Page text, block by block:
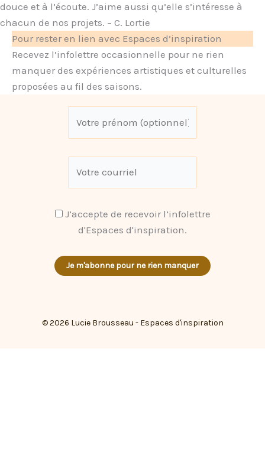
douce et à l’écoute. J’aime aussi qu’elle s’intéresse à
chacun de nos projets. – C. Lortie
Pour rester en lien avec Espaces d’inspiration
Recevez l’infolettre occasionnelle pour ne rien
manquer des expériences artistiques et culturelles
proposées au fil des saisons.
J’accepte de recevoir l’infolettre
d'Espaces d'inspiration.
© 2026 Lucie Brousseau - Espaces d'inspiration